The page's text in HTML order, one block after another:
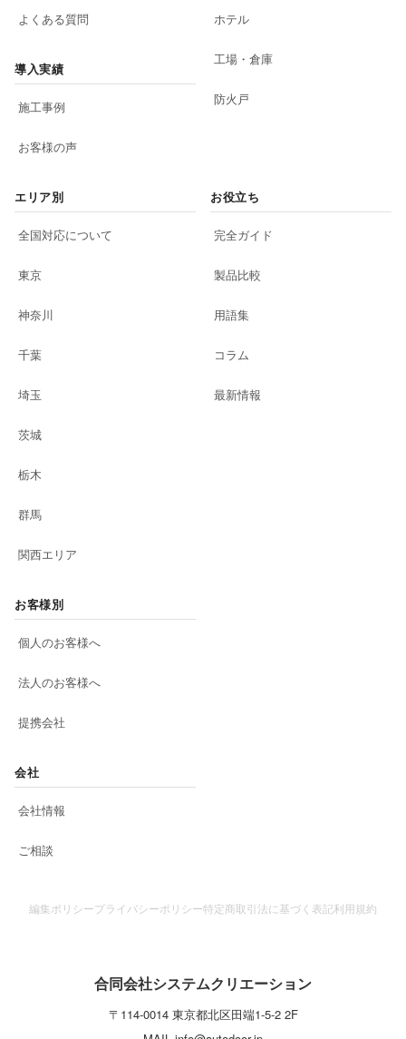
よくある質問
導入実績
施工事例
お客様の声
ホテル
工場・倉庫
防火戸
エリア別
全国対応について
東京
神奈川
千葉
埼玉
茨城
栃木
群馬
関西エリア
お役立ち
完全ガイド
製品比較
用語集
コラム
最新情報
お客様別
個人のお客様へ
法人のお客様へ
提携会社
会社
会社情報
ご相談
編集ポリシープライバシーポリシー特定商取引法に基づく表記利用規約
合同会社システムクリエーション
〒 114-0014 東京都北区田端1-5-2 2F